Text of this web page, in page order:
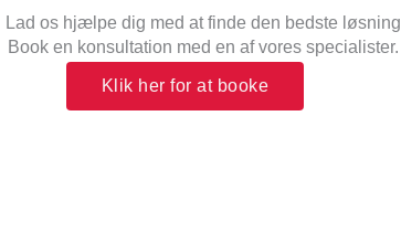
Lad os hjælpe dig med at finde den bedste løsning
Book en konsultation med en af vores specialister.
Klik her for at booke